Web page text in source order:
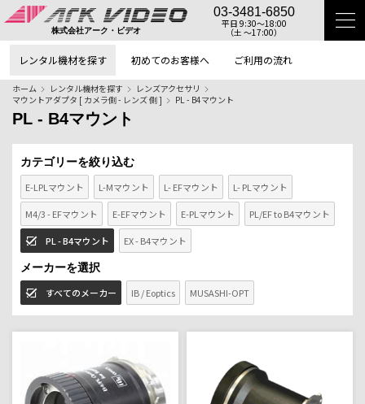
株式会社アーク・ビデオ
03-3481-6850
平日 9:30〜18:00
（土 〜17:00）
レンタル機材を探す 初めてのお客様へ ご利用の流れ
ホーム レンタル機材を探す
レンズアクセサリ
マウントアダプタ [ カメラ側 - レンズ 側 ]
PL - B4マウント
PL - B4マウント
カテゴリーを絞り込む
E-LPLマウント
L-Mマウント L- EFマウント L- PLマウント
M4/3 - EFマウント E-EFマウント E-PLマウント PL/EF to B4マウント
PL - B4マウント EX - B4マウント
メーカーを選択
すべてのメーカー
IB / Eoptics MUSASHI-OPT